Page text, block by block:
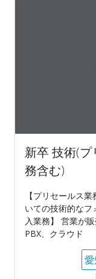
新卒 技術(
務含む)
【プリセールス
いての技術的な
入業務】 営業が
PBX、クラウド